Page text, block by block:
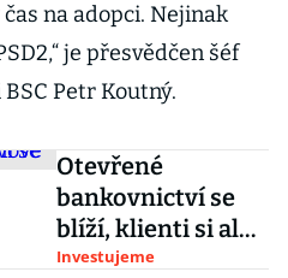
na adopci. Nejinak
je přesvědčen šéf
Petr Koutný.
Otevřené
bankovnictví se
blíží, klienti si ale
na nové funkce
Investujeme